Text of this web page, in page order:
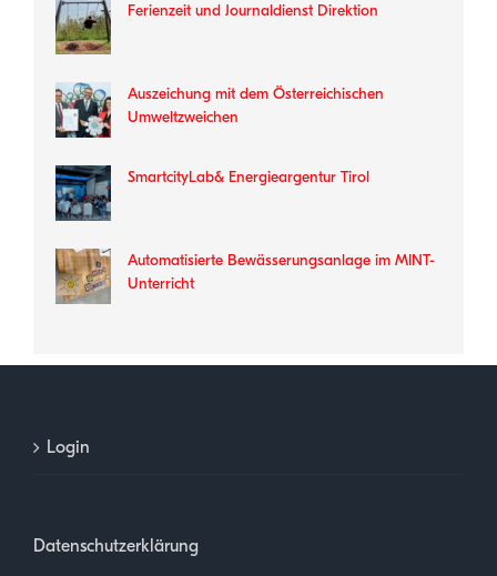
Ferienzeit und Journaldienst Direktion
Auszeichung mit dem Österreichischen
Umweltzweichen
SmartcityLab& Energieargentur Tirol
Automatisierte Bewässerungsanlage im MINT-
Unterricht
Login
Datenschutzerklärung